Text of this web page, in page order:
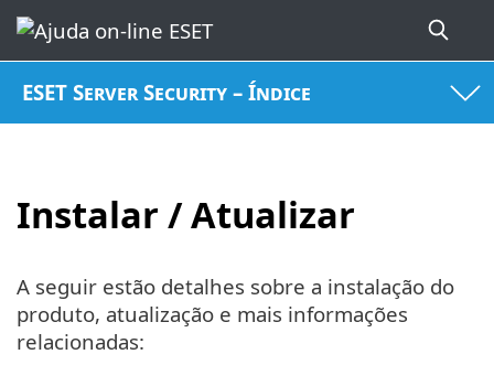
ESET Server Security – Índice
Instalar / Atualizar
A seguir estão detalhes sobre a instalação do
produto, atualização e mais informações
relacionadas: